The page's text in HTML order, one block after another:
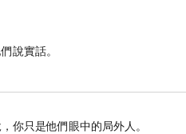
說實話。
你只是他們眼中的局外人。